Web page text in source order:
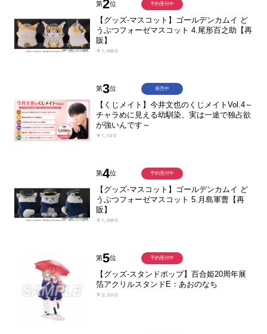
第2位
【グッズ-マスコット】ゴールデンカムイ ど
うぶつフォーゼマスコット 4.尾形百之助【再
販】
￥1,980
予約受付中
第3位
【くじメイト】今井文也のくじメイトVol.4～
チャラめに見える幼馴染、実は一途で独占欲
が強いんです～
￥1,100
発売中
第4位
【グッズ-マスコット】ゴールデンカムイ ど
うぶつフォーゼマスコット 5.月島軍曹【再
販】
￥1,980
予約受付中
第5位
【グッズ-スタンドポップ】百合姫20周年展
箔アクリルスタンドE：あおのなち
￥2,200
予約受付中